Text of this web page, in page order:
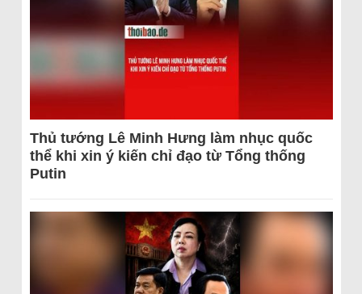
Thủ tướng Lê Minh Hưng làm nhục quốc
thể khi xin ý kiến chỉ đạo từ Tổng thống
Putin